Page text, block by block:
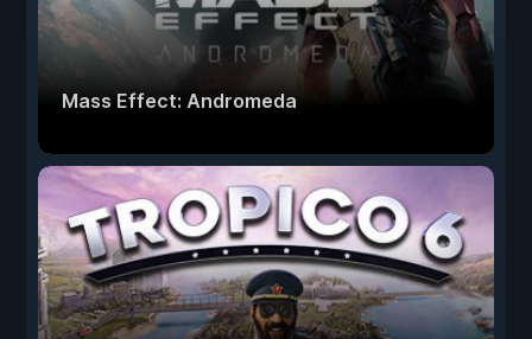
Mass Effect: Andromeda